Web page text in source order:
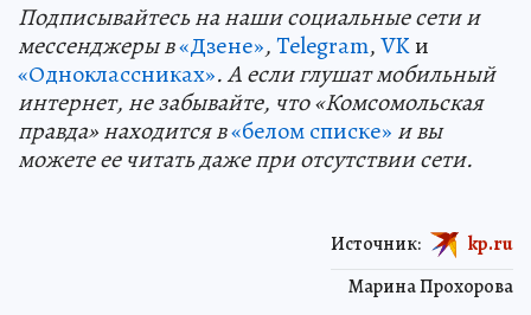
Подписывайтесь на наши социальные сети и
мессенджеры в«Дзене»,Telegram,VKи
«Одноклассниках». А если глушат мобильный
интернет, не забывайте, что «Комсомольская
правда» находится в«белом списке» и вы
можете ее читать даже при отсутствии сети.
Марина Прохорова
Источник: kp.ru